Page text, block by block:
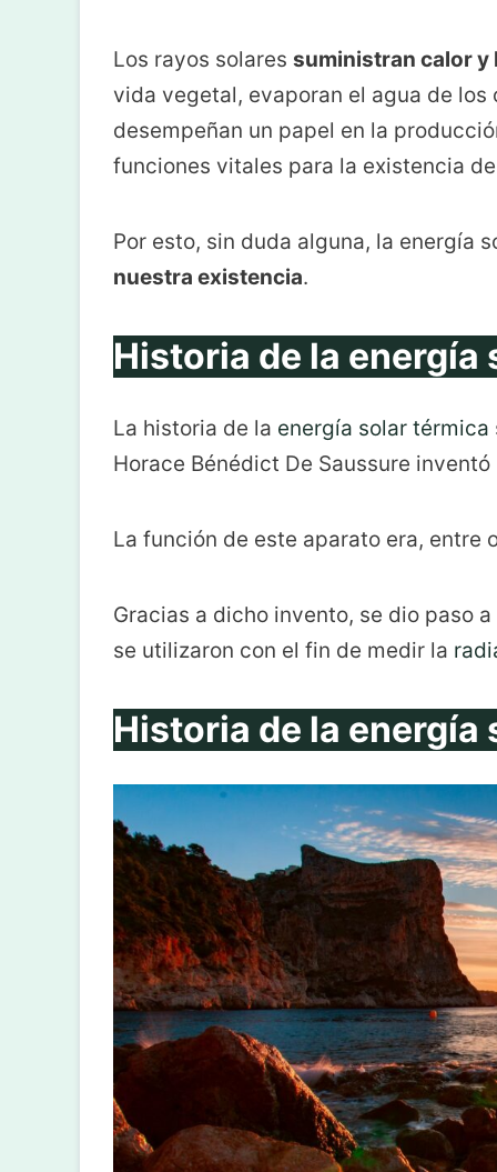
Los rayos solares suministran calor y
vida vegetal, evaporan el agua de
desempeñan un papel en la
funciones vitales para la existencia
Por esto, sin duda alguna, la energía
nuestra existencia.
Historia de la energía
La historia de la energía solar térmica
Horace Bénédict De Saussure
La función de este aparato era, entre
Gracias a dicho invento, se dio paso
se utilizaron con el fin de medir la
Historia de la energía